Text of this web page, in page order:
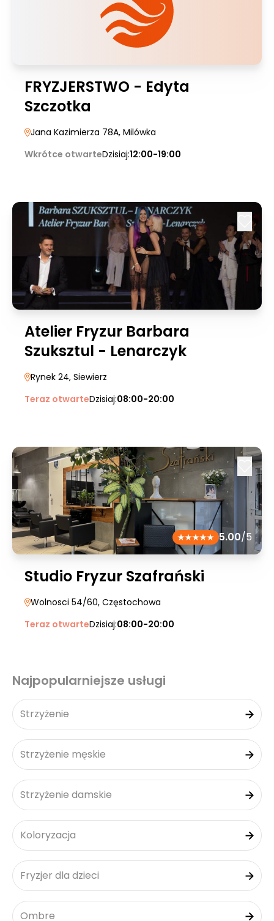
FRYZJERSTWO - Edyta
Szczotka
Jana Kazimierza 78A, Milówka
Wkrótce otwarteDzisiaj:12:00-19:00
Atelier Fryzur Barbara
Szuksztul - Lenarczyk
Rynek 24, Siewierz
Teraz otwarteDzisiaj:08:00-20:00
5.00/5
Studio Fryzur Szafrański
Wolnosci 54/60, Częstochowa
Teraz otwarteDzisiaj:08:00-20:00
Najpopularniejsze usługi
Strzyżenie
Strzyżenie męskie
Strzyżenie damskie
Koloryzacja
Fryzjer dla dzieci
Ombre